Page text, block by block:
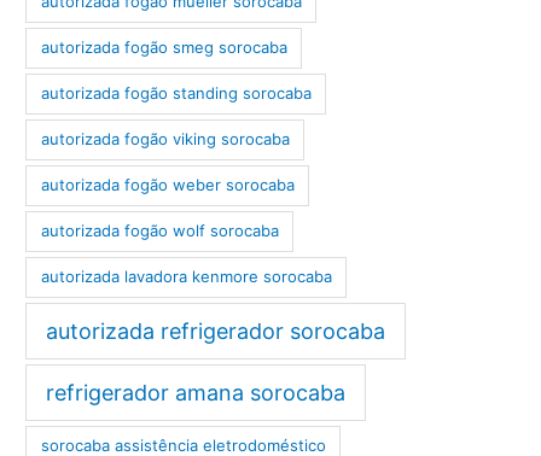
autorizada fogão smeg sorocaba
autorizada fogão standing sorocaba
autorizada fogão viking sorocaba
autorizada fogão weber sorocaba
autorizada fogão wolf sorocaba
autorizada lavadora kenmore sorocaba
autorizada refrigerador sorocaba
refrigerador amana sorocaba
sorocaba assistência eletrodoméstico